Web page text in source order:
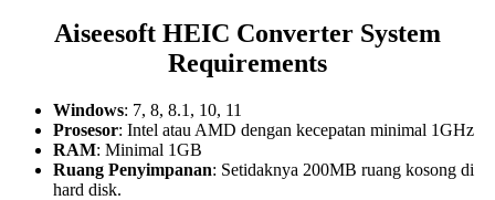
Aiseesoft HEIC Converter System
Requirements
Windows: 7, 8, 8.1, 10, 11
Prosesor: Intel atau AMD dengan kecepatan minimal 1GHz
RAM: Minimal 1GB
Ruang Penyimpanan: Setidaknya 200MB ruang kosong di
hard disk.